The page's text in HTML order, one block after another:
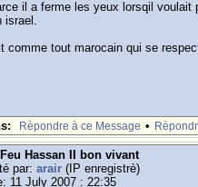
il a ferme les yeux lorsqil voulait
israel.
comme tout marocain qui se
Rèpondre à ce Message •
Feu Hassan II bon vivant
par:arair (IP enregistrè)
11 July 2007 : 22:35